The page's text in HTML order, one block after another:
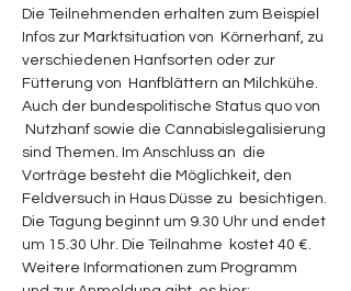
Die Teilnehmenden erhalten zum Beispiel
Infos zur Marktsituation von  Körnerhanf, zu
verschiedenen Hanfsorten oder zur
Fütterung von  Hanfblättern an Milchkühe.
Auch der bundespolitische Status quo von
Nutzhanf sowie die Cannabislegalisierung
sind Themen. Im Anschluss an  die
Vorträge besteht die Möglichkeit, den
Feldversuch in Haus Düsse zu  besichtigen.
Die Tagung beginnt um 9.30 Uhr und endet
um 15.30 Uhr. Die Teilnahme  kostet 40 €.
Weitere Informationen zum Programm